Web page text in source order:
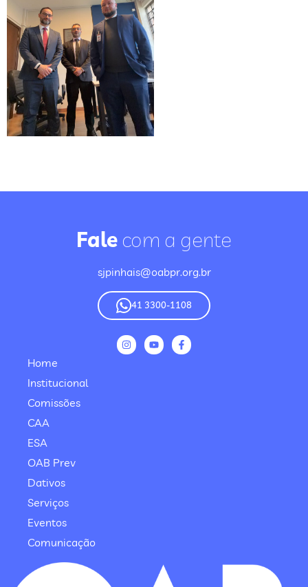
Fale com a gente
sjpinhais@oabpr.org.br
41 3300-1108
Home
Institucional
Comissões
CAA
ESA
OAB Prev
Dativos
Serviços
Eventos
Comunicação